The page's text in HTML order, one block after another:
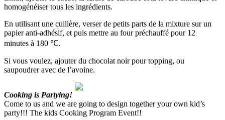
homogénéiser tous les ingrédients.
En utilisant une cuillère, verser de petits parts de la mixture sur un
papier anti-adhésif, et puis mettre au four préchauffé pour 12
minutes à 180 ℃.
Si vous voulez, ajouter du chocolat noir pour topping, ou
saupoudrer avec de l’avoine.
Cooking is Partying!
Come to us and we are going to design together your own kid’s
party!!! The kids Cooking Program Event!!